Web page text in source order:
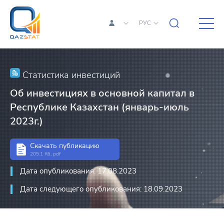
РУС
Статистика инвестиций
Об инвестициях в основной капитал в
Республике Казахстан (январь-июль
2023г.)
Скачать публикацию
205.1 Кб, pdf
Дата опубликования: 17.08.2023
Дата следующего опубликования: 18.09.2023